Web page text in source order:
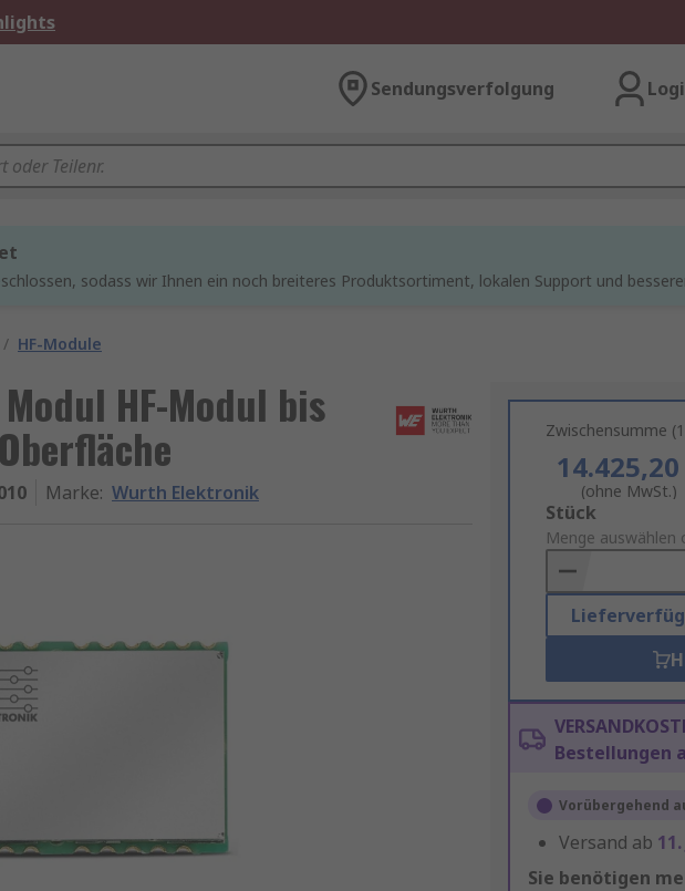
Sendungsverfolgung
sodass wir Ihnen ein noch breiteres Produktsortiment, lokalen Support und
/ HF-Module
HF-Modul bis
Marke: Wurth Elektronik
Zwischensumme
14.425,20
(ohne MwSt.)
Add
to
Basket
Stück
Menge auswählen
Bestellungen
Vorübergehend
Versand ab
Sie benötigen